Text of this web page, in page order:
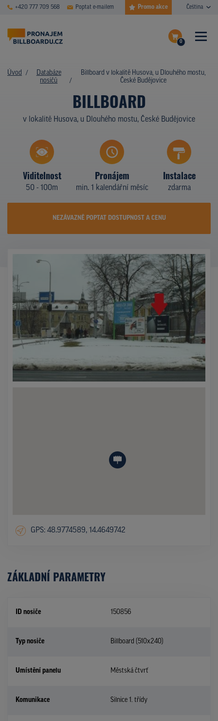
+420 777 709 568 Poptat e-mailem Promo akce Čeština
0
Dokončit poptávku
ČASTÉ DOTAZY
PLOCHY V AKCI
TYPY NOSIČŮ
Z PRAXE
PROMO AKCE
Úvod
Databáze
nosičů
Billboard v lokalitě Husova, u Dlouhého mostu,
České Budějovice
BILLBOARD
v lokalitě Husova, u Dlouhého mostu, České Budějovice
Viditelnost
50 - 100m
Pronájem
min. 1 kalendářní měsíc
Instalace
zdarma
NEZÁVAZNĚ POPTAT DOSTUPNOST A CENU
GPS: 48.9774589, 14.4649742
ZÁKLADNÍ PARAMETRY
ID nosiče 150856
Typ nosiče Billboard (510x240)
Umístění panelu Městská čtvrť
Komunikace Silnice 1. třídy